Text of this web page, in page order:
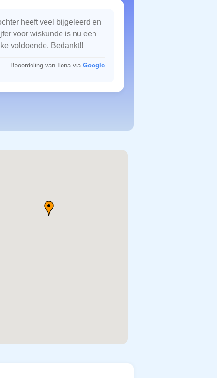
heeft veel bijgeleerd en
voor wiskunde is nu een
voldoende. Bedankt!!
Beoordeling van Ilona via Google